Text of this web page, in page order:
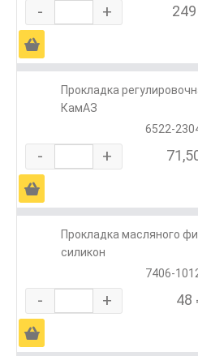
- +
Ä
Прокладка
КамАЗ
6522-
- +
Ä
Прокладка масляного
силикон
7406-
- + 48
Ä